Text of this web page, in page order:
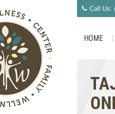
Call Us:
HOME